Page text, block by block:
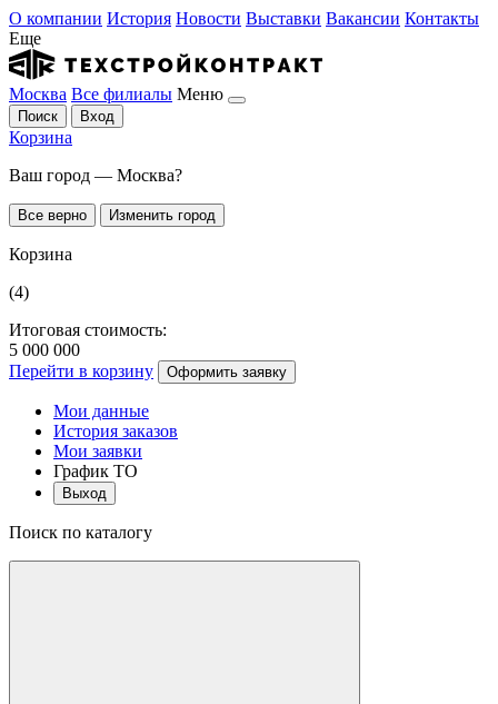
О компании История Новости Выставки Вакансии Контакты
Еще
Москва Все филиалы Меню
Поиск Вход
Корзина
Ваш город — Москва?
Все верно Изменить город
Корзина
(4)
Итоговая стоимость:
5 000 000
Перейти в корзину
Оформить заявку
Мои данные
История заказов
Мои заявки
График ТО
Выход
Поиск по каталогу